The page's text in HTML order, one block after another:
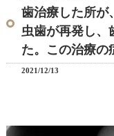
歯治療した所が
虫歯が再発し、
た。この治療の
2021/12/13